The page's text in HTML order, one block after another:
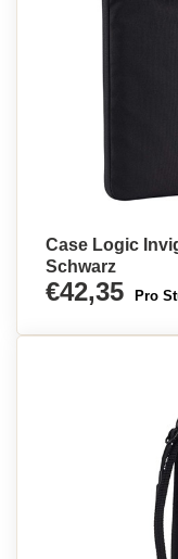
Case Logic
Schwarz
€42,35 Pro